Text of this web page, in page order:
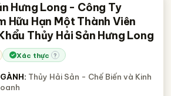
Hưng Long - Công Ty
Hữu Hạn Một Thành Viên
Thủy Hải Sản Hưng Long
Xác thực ?
Thủy Hải Sản - Chế Biến và Kinh